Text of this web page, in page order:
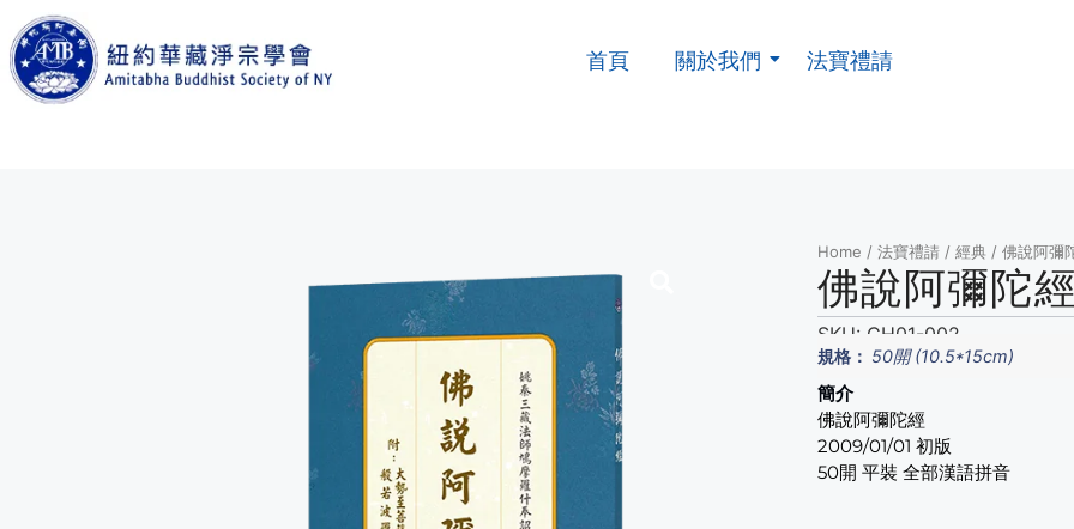
首頁 關於我們 法寶禮請
Home / 法寶禮請 / 經典 / 佛說阿彌
佛說阿彌陀
SKU: CH01-002
規格： 50開 (10.5*15cm)
簡介
佛說阿彌陀經
2009/01/01 初版
50開 平裝 全部漢語拼音